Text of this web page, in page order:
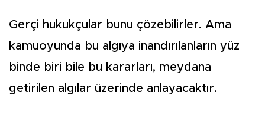
Gerçi hukukçular bunu çözebilirler. Ama
kamuoyunda bu algıya inandırılanların yüz
binde biri bile bu kararları, meydana
getirilen algılar üzerinde anlayacaktır.